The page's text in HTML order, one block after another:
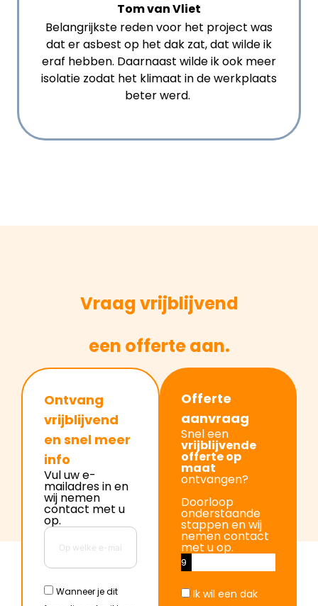
Tom van Vliet
Belangrijkste reden voor het project was
dat er asbest op het dak zat, dat wilde ik
eraf hebben. Daarnaast wilde ik ook meer
isolatie zodat het klimaat in de werkplaats
beter werd.
Vraag vrijblijvend
een offerte aan.
Ontvang
vrijblijvend
en snel meer
info
Vul uw e-
mailadres in en
wij nemen
contact met u
op.
Wanneer je dit
Offerte
aanvraag
Snel een
vrijblijvende
offerte op
maat
ontvangen?
Doorloop
onderstaande
stappen en wij
nemen contact
met u op.
9
Ik wil een dak